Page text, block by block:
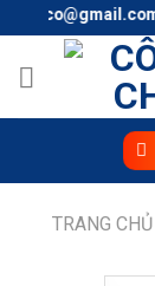
to
content
TRANG CHỦ